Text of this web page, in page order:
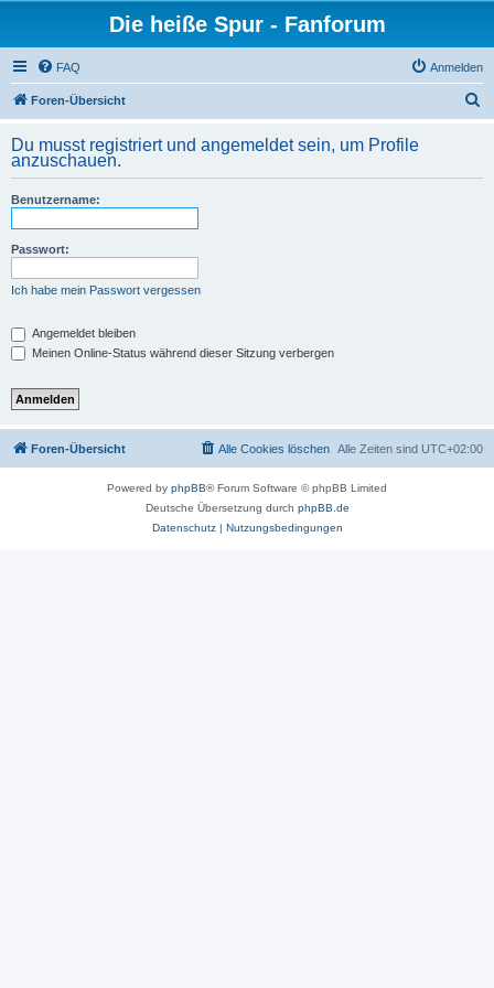
Die heiße Spur - Fanforum
FAQ Anmelden
Foren-Übersicht
h
Du musst registriert und angemeldet sein, um Profile
anzuschauen.
Benutzername:
Passwort:
Ich habe mein Passwort vergessen
Angemeldet bleiben
Meinen Online-Status während dieser Sitzung verbergen
Foren-Übersicht Alle Zeiten sind UTC+02:00
Alle Cookies löschen
Powered by phpBB® Forum Software © phpBB Limited
Deutsche Übersetzung durch phpBB.de
Datenschutz| Nutzungsbedingungen